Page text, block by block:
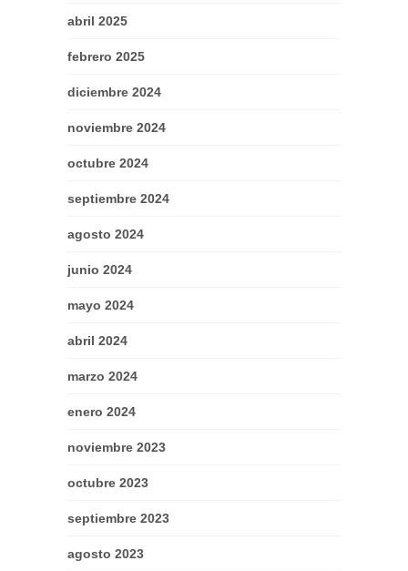
abril 2025
febrero 2025
diciembre 2024
noviembre 2024
octubre 2024
septiembre 2024
agosto 2024
junio 2024
mayo 2024
abril 2024
marzo 2024
enero 2024
noviembre 2023
octubre 2023
septiembre 2023
agosto 2023